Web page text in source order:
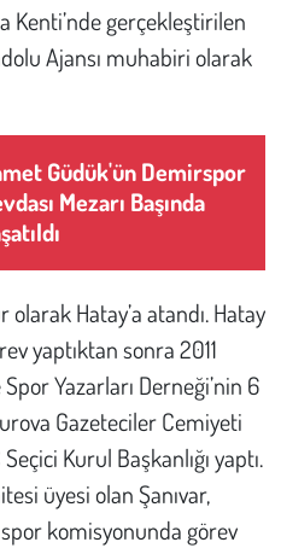
Kenti’nde gerçekleştirilen
Ajansı muhabiri olarak
Güdük'ün Demirspor
Mezarı Başında
Hatay’a atandı. Hatay
yaptıktan sonra 2011
Yazarları Derneği’nin 6
Gazeteciler Cemiyeti
Kurul Başkanlığı yaptı.
üyesi olan Şanıvar,
komisyonunda görev